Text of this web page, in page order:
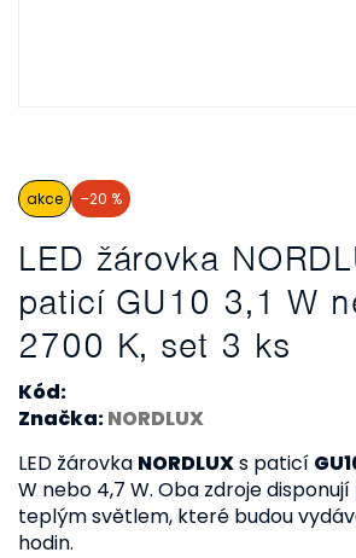
LED žárovka
paticí GU10 3,1 W
2700 K, set 3 ks
Kód:
akce –20 %
Značka:NORDLUX
LED žárovka NORDLUXs paticí
W nebo 4,7 W. Oba zdroje
teplým světlem, které budou
hodin.